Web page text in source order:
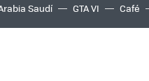
Saudí GTA VI Café